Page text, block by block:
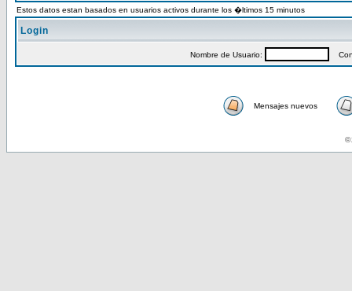
Estos datos estan basados en usuarios activos durante los �ltimos 15 minutos
Login
Nombre de Usuario:
Mensajes nuevos
©